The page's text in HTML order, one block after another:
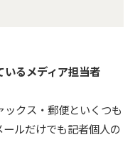
いるメディア担当者
ックス・郵便といくつも
ルだけでも記者個人の